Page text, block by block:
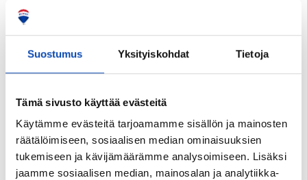
Suostumus Yksityiskohdat Tietoja
Tämä sivusto käyttää evästeitä
Käytämme evästeitä tarjoamamme sisällön ja mainosten
räätälöimiseen, sosiaalisen median ominaisuuksien
tukemiseen ja kävijämäärämme analysoimiseen. Lisäksi
jaamme sosiaalisen median, mainosalan ja analytiikka-
Seinämateriaalit:
Kaakeli
Laminaatti
Seinämateriaalit:
Maali
Makuuhuoneiden lukumäärä: